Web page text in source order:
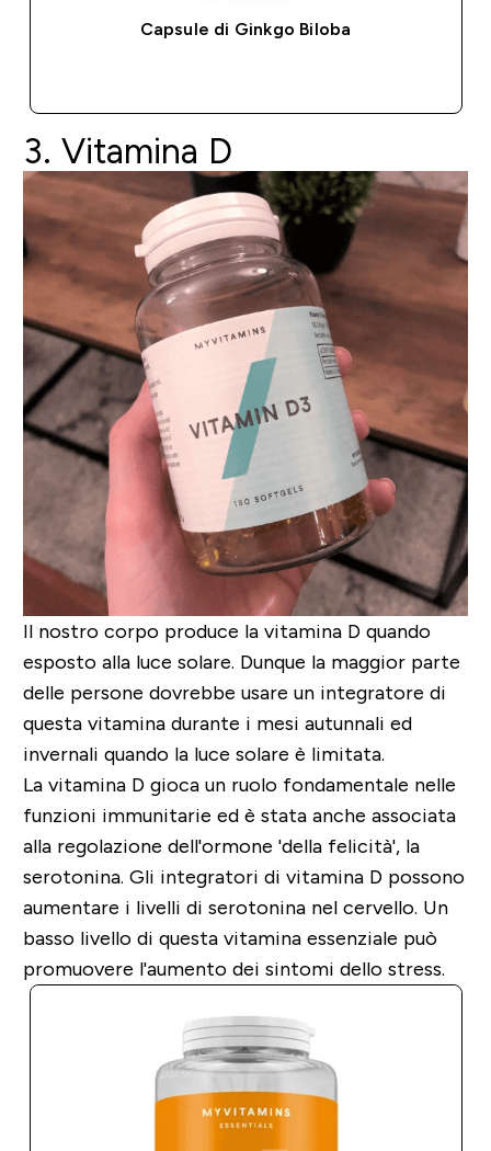
Capsule di Ginkgo Biloba
3. Vitamina D
Il nostro corpo produce la vitamina D quando
esposto alla luce solare. Dunque la maggior parte
delle persone dovrebbe usare un integratore di
questa vitamina durante i mesi autunnali ed
invernali quando la luce solare è limitata.
La vitamina D gioca un ruolo fondamentale nelle
funzioni immunitarie ed è stata anche associata
alla regolazione dell'ormone 'della felicità', la
serotonina. Gli integratori di vitamina D possono
aumentare i livelli di serotonina nel cervello. Un
basso livello di questa vitamina essenziale può
promuovere l'aumento dei sintomi dello stress.